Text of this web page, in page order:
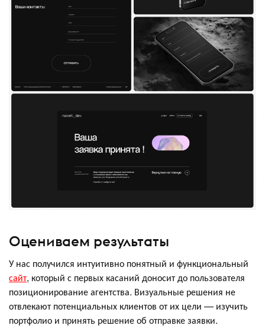
Оцениваем результаты
У нас получился интуитивно понятный и функциональный
сайт, который с первых касаний доносит до пользователя
позиционирование агентства. Визуальные решения не
отвлекают потенциальных клиентов от их цели — изучить
портфолио и принять решение об отправке заявки.